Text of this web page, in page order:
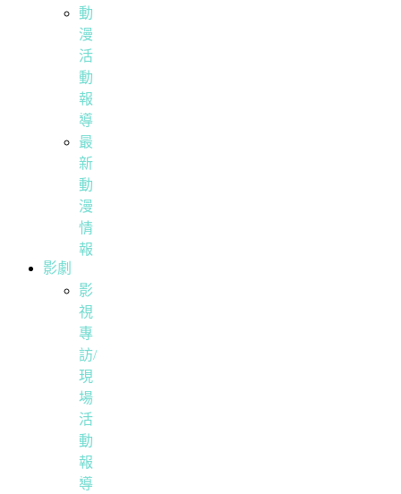
動
漫
活
動
報
導
最
新
動
漫
情
報
影劇
影
視
專
訪/
現
場
活
動
報
導